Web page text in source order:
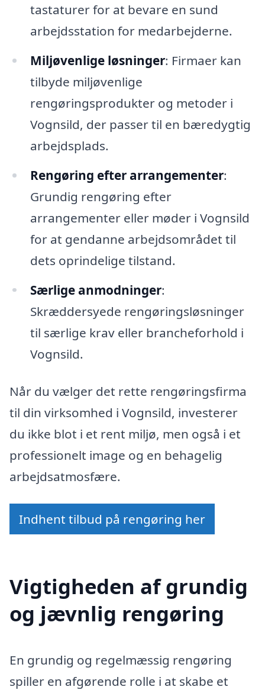
tastaturer for at bevare en sund
arbejdsstation for medarbejderne.
Miljøvenlige løsninger: Firmaer kan
tilbyde miljøvenlige
rengøringsprodukter og metoder i
Vognsild, der passer til en bæredygtig
arbejdsplads.
Rengøring efter arrangementer:
Grundig rengøring efter
arrangementer eller møder i Vognsild
for at gendanne arbejdsområdet til
dets oprindelige tilstand.
Særlige anmodninger:
Skræddersyede rengøringsløsninger
til særlige krav eller brancheforhold i
Vognsild.
Når du vælger det rette rengøringsfirma
til din virksomhed i Vognsild, investerer
du ikke blot i et rent miljø, men også i et
professionelt image og en behagelig
arbejdsatmosfære.
Indhent tilbud på rengøring her
Vigtigheden af grundig
og jævnlig rengøring
En grundig og regelmæssig rengøring
spiller en afgørende rolle i at skabe et